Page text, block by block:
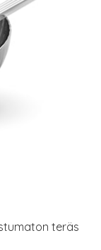
teräs